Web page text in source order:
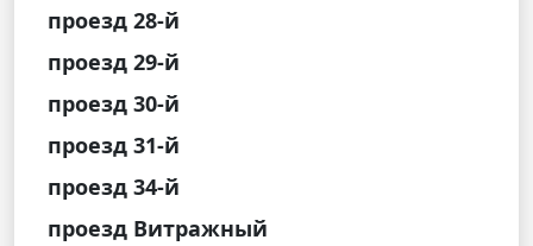
проезд 28-й
проезд 29-й
проезд 30-й
проезд 31-й
проезд 34-й
проезд Витражный